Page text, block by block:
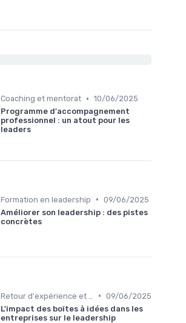
Coaching et mentorat • 10/06/2025
Programme d'accompagnement
professionnel : un atout pour les
leaders
Formation en leadership • 09/06/2025
Améliorer son leadership : des pistes
concrètes
• 09/06/2025
L'impact des boîtes à idées dans les
entreprises sur le leadership